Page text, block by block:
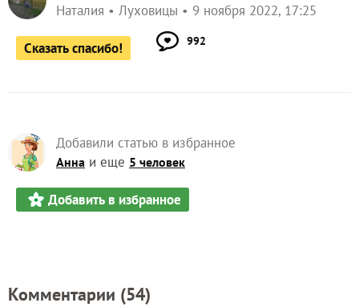
Наталия Луховицы 9 ноября 2022, 17:25
Сказать спасибо! 992
Добавили статью в избранное
Анна и еще 5 человек
Добавить в избранное
Комментарии (54)